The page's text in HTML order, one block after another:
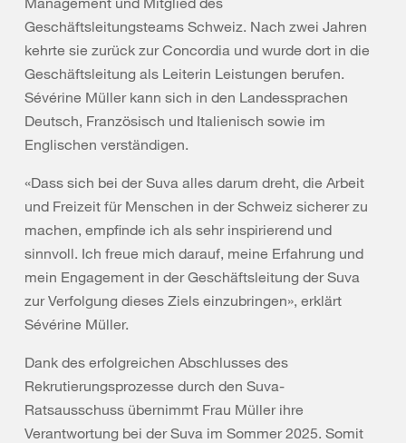
Geschäftsleitungsteams Schweiz. Nach zwei Jahren
kehrte sie zurück zur Concordia und wurde dort in die
Geschäftsleitung als Leiterin Leistungen berufen.
Sévérine Müller kann sich in den Landessprachen
Deutsch, Französisch und Italienisch sowie im
Englischen verständigen.
«Dass sich bei der Suva alles darum dreht, die Arbeit
und Freizeit für Menschen in der Schweiz sicherer zu
machen, empfinde ich als sehr inspirierend und
sinnvoll. Ich freue mich darauf, meine Erfahrung und
mein Engagement in der Geschäftsleitung der Suva
zur Verfolgung dieses Ziels einzubringen», erklärt
Sévérine Müller.
Dank des erfolgreichen Abschlusses des
Rekrutierungsprozesse durch den Suva-
Ratsausschuss übernimmt Frau Müller ihre
Verantwortung bei der Suva im Sommer 2025. Somit